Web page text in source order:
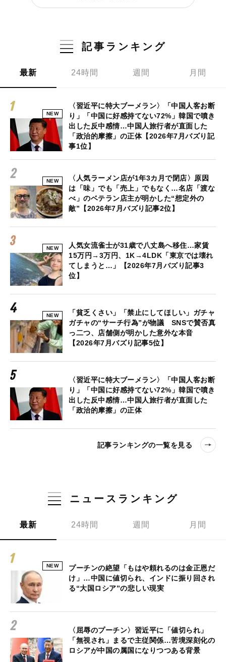
記事ランキング
最新 24時間 週間 月間
NEW
〈習近平に特大ブーメラン〉「中国人客お断
り」「中国に好感持てない72%」韓国で噴き
出した反中感情…中国人旅行者が直面した
「政治的摩擦」の正体【2026年7月バズり記
事1位】
NEW
〈人気ラーメン店が1年3カ月で閉店〉原因
は「味」でも「売上」でもなく…名店「渡な
べ」のベテラン店主が明かした“想定外の
敵”【2026年7月バズり記事2位】
NEW
人気女流雀士が31歳で八丈島へ移住…家賃
15万円→3万円、1K→4LDK「東京では壊れ
てしまうと…」【2026年7月バズり記事3
位】
NEW
「貧乏くさい」「禁止にしてほしい」ガチャ
ガチャの“サーチ行為”が物議 SNSで賛否真
っ二つ、店舗側が明かした意外な本音
【2026年7月バズり記事5位】
〈習近平に特大ブーメラン〉「中国人客お断
り」「中国に好感持てない72%」韓国で噴き
出した反中感情…中国人旅行者が直面した
「政治的摩擦」の正体
記事ランキングの一覧を見る
ニュースランキング
最新 24時間 週間 月間
NEW
プーチンの絶望「もはや頼れるのは金正恩だ
け」…中国に値切られ、インドに振り回され
る“大国ロシア”の悲しい現実
〈屈辱のプーチン〉習近平に「値切られ」
「無視され」まるで主従関係…苦境深刻化の
ロシアが中国の属国になりつつある背景